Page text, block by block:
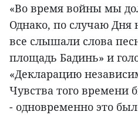
«Во время войны мы
Однако, по случаю Дня
все слышали слова
площадь Бадинь» и
«Декларацию
Чувства того времени
- одновременно это